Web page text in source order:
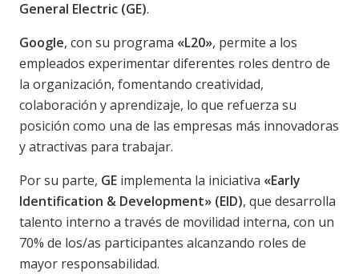
General Electric (GE).
Google, con su programa «L20», permite a los
empleados experimentar diferentes roles dentro de
la organización, fomentando creatividad,
colaboración y aprendizaje, lo que refuerza su
posición como una de las empresas más innovadoras
y atractivas para trabajar.
Por su parte, GE implementa la iniciativa «Early
Identification & Development» (EID), que desarrolla
talento interno a través de movilidad interna, con un
70% de los/as participantes alcanzando roles de
mayor responsabilidad.